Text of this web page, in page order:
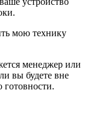
мою технику
менеджер или
вы будете вне
готовности.